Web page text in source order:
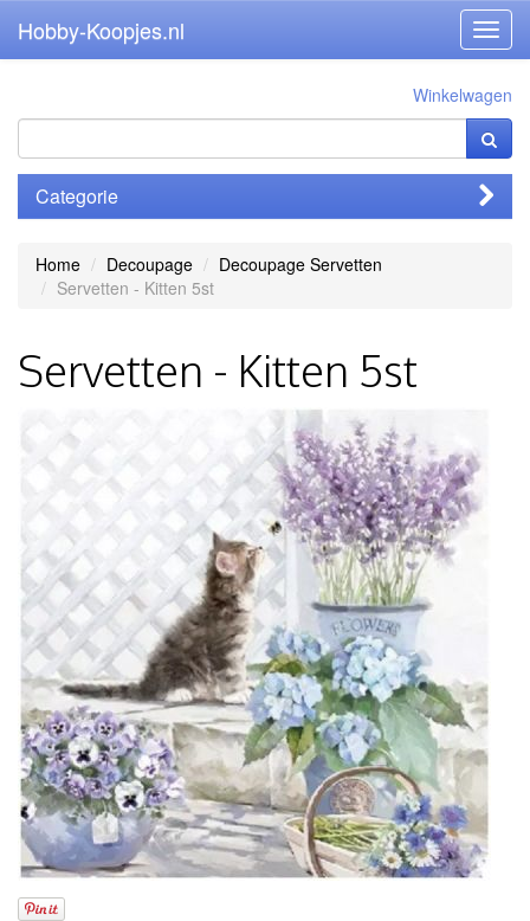
Hobby-Koopjes.nl
Winkelwagen
Categorie
Home Decoupage
Decoupage Servetten
Servetten - Kitten 5st
Servetten - Kitten 5st